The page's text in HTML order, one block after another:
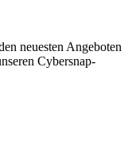
neuesten Angeboten
Cybersnap-